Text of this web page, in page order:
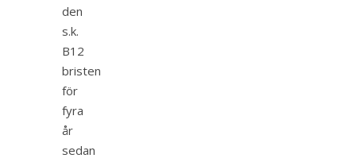
den
s.k.
B12
bristen
för
fyra
år
sedan